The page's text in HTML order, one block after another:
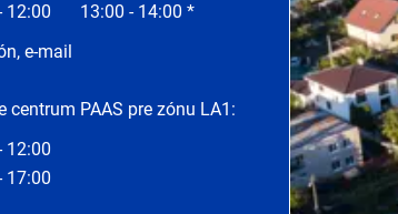
12:00
13:00 - 14:00 *
e-mail
centrum PAAS pre zónu LA1:
12:00
17:00